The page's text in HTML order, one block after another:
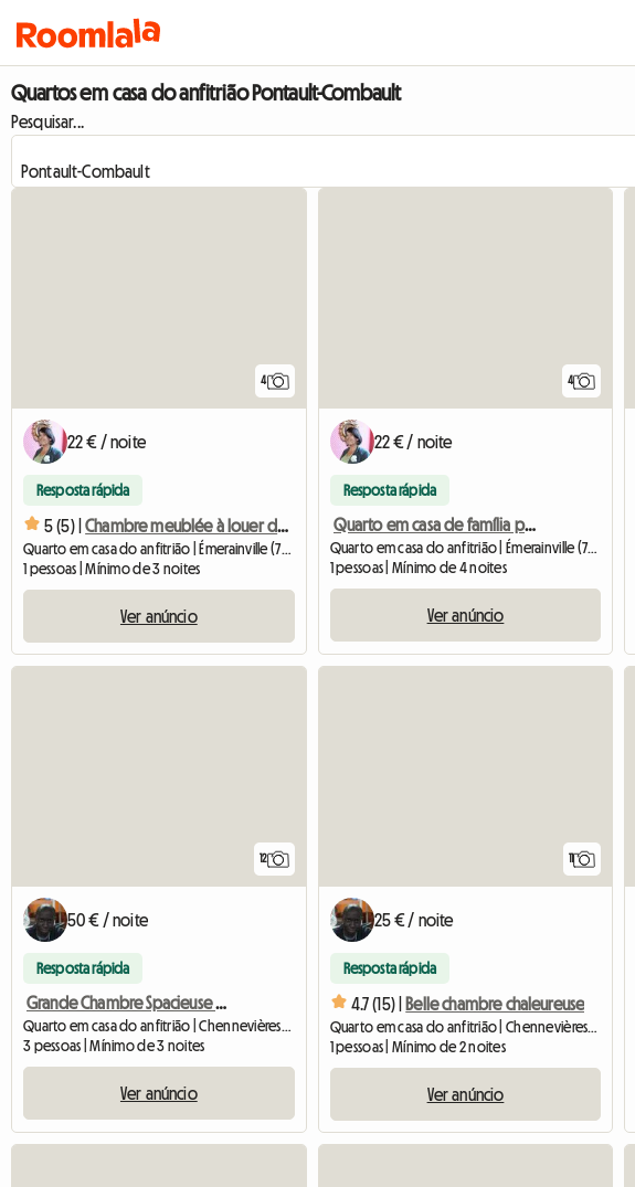
Quartos em casa do anfitrião Pontault-Combault
Pesquisar...
4
22 € / noite
Resposta rápida
5 (5) | Chambre meublée à louer dans une maison
Quarto em casa do anfitrião | Émerainville (77184) | 12 M2
1 pessoas | Mínimo de 3 noites
Ver anúncio
4
22 € / noite
Resposta rápida
Quarto em casa de família para alugar para 1 pessoa
Quarto em casa do anfitrião | Émerainville (77184) | 10 M2
1 pessoas | Mínimo de 4 noites
Ver anúncio
12
50 € / noite
Resposta rápida
Grande Chambre Spacieuse Tout Confort
Quarto em casa do anfitrião | Chennevières-sur-Marne (94430) | 20 M2
3 pessoas | Mínimo de 3 noites
Ver anúncio
25 € / noite
Resposta rápida
4.7 (15) | Belle chambre chaleureuse
Quarto em casa do anfitrião | Chennevières-sur-Marne (94430) | 15 M2
1 pessoas | Mínimo de 2 noites
Ver anúncio